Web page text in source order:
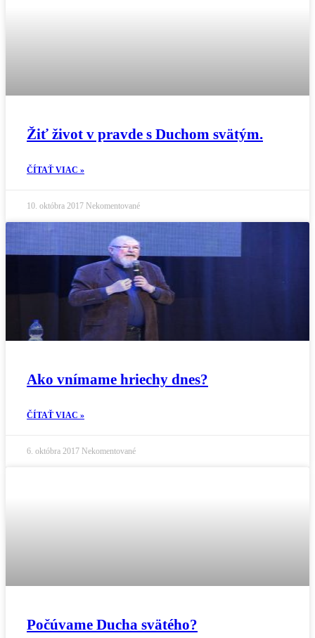
Žiť život v pravde s Duchom svätým.
ČÍTAŤ VIAC »
10. októbra 2017 Nekomentované
Ako vnímame hriechy dnes?
ČÍTAŤ VIAC »
6. októbra 2017 Nekomentované
Počúvame Ducha svätého?